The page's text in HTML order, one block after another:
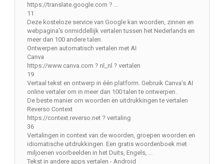
https://translate.google.com ? ...
11
Deze kosteloze service van Google kan woorden, zinnen en
webpagina's onmiddellijk vertalen tussen het Nederlands en
meer dan 100 andere talen.
Ontwerpen automatisch vertalen met AI
Canva
https://www.canva.com ? nl_nl ? vertalen
19
Vertaal tekst en ontwerp in één platform. Gebruik Canva's AI
online vertaler om in meer dan 100 talen te ontwerpen.
De beste manier om woorden en uitdrukkingen te vertalen
Reverso Context
https://context.reverso.net ? vertaling
36
Vertalingen in context van de woorden, groepen woorden en
idiomatische uitdrukkingen. Een gratis woordenboek met
miljoenen voorbeelden in het Duits, Engels, ...
Tekst in andere apps vertalen - Android